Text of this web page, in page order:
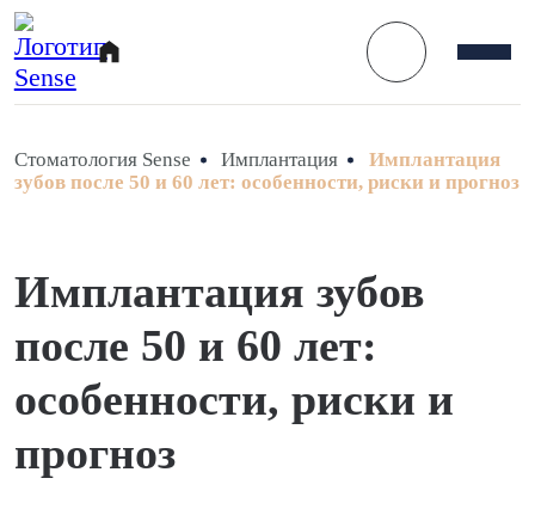
Стоматология Sense Имплантация
Имплантация
зубов после 50 и 60 лет: особенности, риски и прогноз
Имплантация зубов
после 50 и 60 лет:
особенности, риски и
прогноз